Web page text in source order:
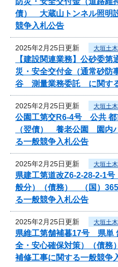
債） 大蔵山トンネル照明
競争入札公告
2025年2月25日更新 大垣土
【建設関連業務】公砂委
災・安全交付金（通常砂
谷 測量業務委託 に関す
2025年2月25日更新 大垣土
公園工第交R6-4号 公共 都
（翌債） 養老公園 園内
る一般競争入札公告
2025年2月25日更新 大垣土
県建工第道改Z6-2-28-2-1
般分）（債務） （国）
る一般競争入札公告
2025年2月25日更新 大垣土
県維工第舗補暮17号 県単
全・安心確保対策）（債
補修工事に関する一般競争